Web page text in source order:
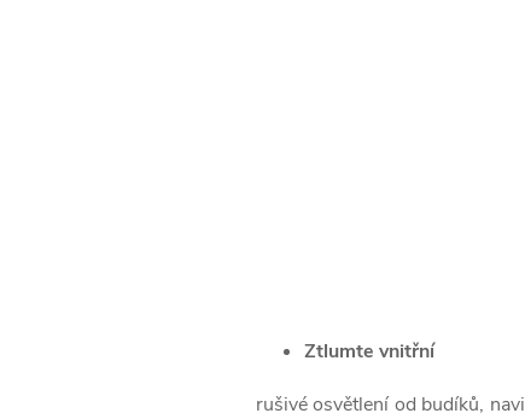
Ztlumte vnitřní
rušivé osvětlení od budíků,